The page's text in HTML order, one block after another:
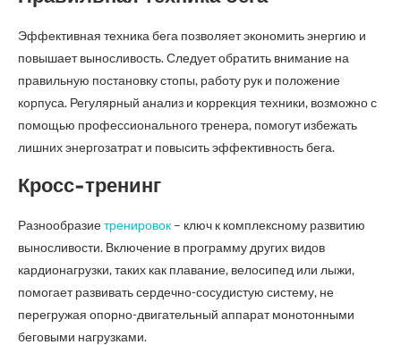
Эффективная техника бега позволяет экономить энергию и
повышает выносливость. Следует обратить внимание на
правильную постановку стопы, работу рук и положение
корпуса. Регулярный анализ и коррекция техники, возможно с
помощью профессионального тренера, помогут избежать
лишних энергозатрат и повысить эффективность бега.
Кросс-тренинг
Разнообразиетренировок – ключ к комплексному развитию
выносливости. Включение в программу других видов
кардионагрузки, таких как плавание, велосипед или лыжи,
помогает развивать сердечно-сосудистую систему, не
перегружая опорно-двигательный аппарат монотонными
беговыми нагрузками.